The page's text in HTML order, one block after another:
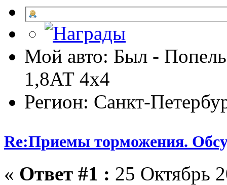
Мой авто: Был -
1,8АТ 4х4
Регион: Санкт-
Re:Приемы торможения.
« Ответ #1 : 25 Октябрь